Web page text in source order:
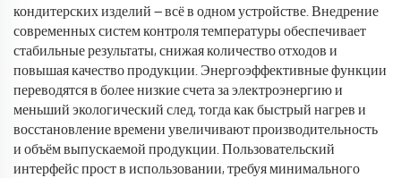
кондитерских изделий — всё в одном устройстве. Внедрение
современных систем контроля температуры обеспечивает
стабильные результаты, снижая количество отходов и
повышая качество продукции. Энергоэффективные функции
переводятся в более низкие счета за электроэнергию и
меньший экологический след, тогда как быстрый нагрев и
восстановление времени увеличивают производительность
и объём выпускаемой продукции. Пользовательский
интерфейс прост в использовании, требуя минимального